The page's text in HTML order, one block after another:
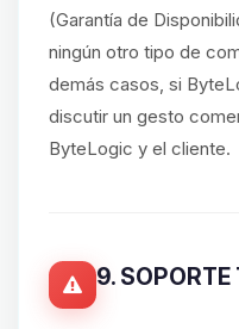
(Garantía de
ningún otro tipo de
demás casos, si
discutir un gesto
ByteLogic y el cliente.
9. SOPORTE